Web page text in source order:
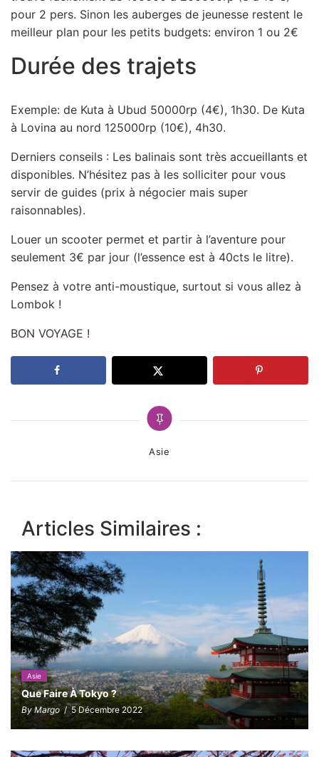
pour 2 pers. Sinon les auberges de jeunesse restent le
meilleur plan pour les petits budgets: environ 1 ou 2€
Durée des trajets
Exemple: de Kuta à Ubud 50000rp (4€), 1h30. De Kuta
à Lovina au nord 125000rp (10€), 4h30.
Derniers conseils : Les balinais sont très accueillants et
disponibles. N’hésitez pas à les solliciter pour vous
servir de guides (prix à négocier mais super
raisonnables).
Louer un scooter permet et partir à l’aventure pour
seulement 3€ par jour (l’essence est à 40cts le litre).
Pensez à votre anti-moustique, surtout si vous allez à
Lombok !
BON VOYAGE !
Categories
Asie
Articles Similaires :
Asie
Que Faire À Tokyo ?
By Margo/ 5 Décembre 2022